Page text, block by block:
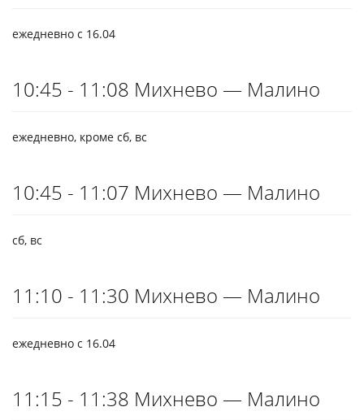
ежедневно с 16.04
10:45 - 11:08 Михнево — Малино
ежедневно, кроме сб, вс
10:45 - 11:07 Михнево — Малино
сб, вс
11:10 - 11:30 Михнево — Малино
ежедневно с 16.04
11:15 - 11:38 Михнево — Малино